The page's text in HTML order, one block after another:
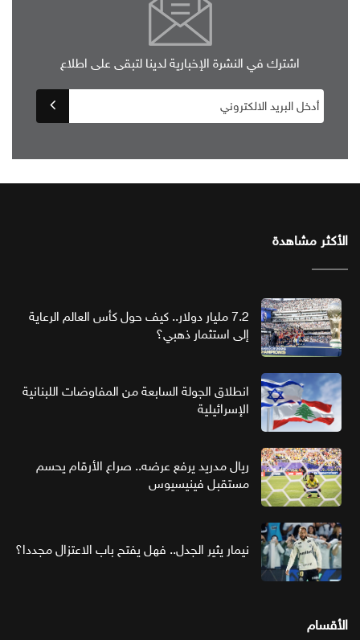
اشترك في النشرة الإخبارية لدينا لتبقى على اطلاع
الأكثر مشاهدة
7.2 مليار دولار.. كيف حول كأس العالم الرعاية
إلى استثمار ذهبي؟
انطلاق الجولة السابعة من المفاوضات اللبنانية
الإسرائيلية
ريال مدريد يرفع عرضه.. صراع الأرقام يحسم
مستقبل فينيسيوس
نيمار يثير الجدل.. فهل يفتح باب الاعتزال مجددا؟
الأقسام